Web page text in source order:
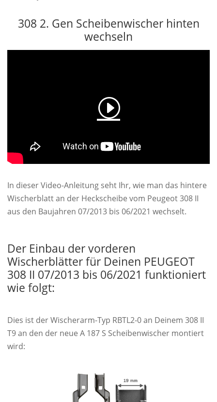
308 2. Gen Scheibenwischer hinten
wechseln
In dieser Video-Anleitung seht Ihr, wie man das hintere
Wischerblatt an der Heckscheibe vom Peugeot 308 II
aus den Baujahren 07/2013 bis 06/2021 wechselt.
Der Einbau der vorderen
Wischerblätter für Deinen PEUGEOT
308 II 07/2013 bis 06/2021 funktioniert
wie folgt:
Dies ist der Wischerarm-Typ RBTL2-0 an Deinem 308 II
T9 an den der neue A 187 S Scheibenwischer montiert
wird: